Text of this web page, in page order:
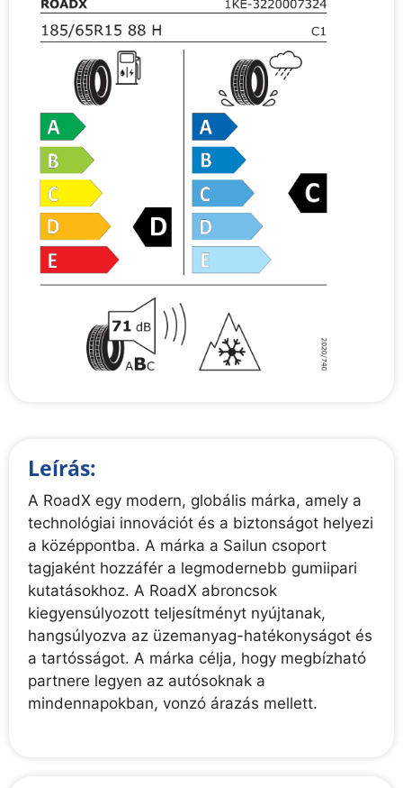
Leírás:
A RoadX egy modern, globális márka, amely a
technológiai innovációt és a biztonságot helyezi
a középpontba. A márka a Sailun csoport
tagjaként hozzáfér a legmodernebb gumiipari
kutatásokhoz. A RoadX abroncsok
kiegyensúlyozott teljesítményt nyújtanak,
hangsúlyozva az üzemanyag-hatékonyságot és
a tartósságot. A márka célja, hogy megbízható
partnere legyen az autósoknak a
mindennapokban, vonzó árazás mellett.